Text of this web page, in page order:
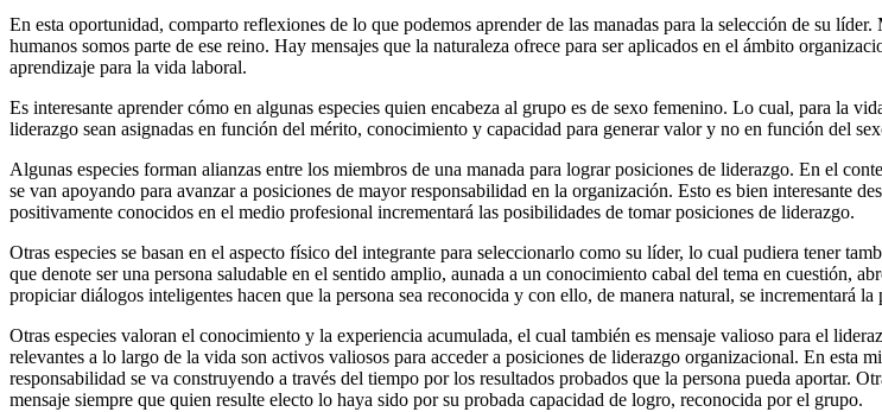
En esta oportunidad, comparto reflexiones de lo que podemos aprender de las manadas para la selección de su
humanos somos parte de ese reino. Hay mensajes que la naturaleza ofrece para ser aplicados en el ámbito
aprendizaje para la vida laboral.
Es interesante aprender cómo en algunas especies quien encabeza al grupo es de sexo femenino. Lo cual, para la
liderazgo sean asignadas en función del mérito, conocimiento y capacidad para generar valor y no en función del
Algunas especies forman alianzas entre los miembros de una manada para lograr posiciones de liderazgo. En el
se van apoyando para avanzar a posiciones de mayor responsabilidad en la organización. Esto es bien interesante
positivamente conocidos en el medio profesional incrementará las posibilidades de tomar posiciones de liderazgo.
Otras especies se basan en el aspecto físico del integrante para seleccionarlo como su líder, lo cual pudiera tener
que denote ser una persona saludable en el sentido amplio, aunada a un conocimiento cabal del tema en cuestión,
propiciar diálogos inteligentes hacen que la persona sea reconocida y con ello, de manera natural, se incrementará
Otras especies valoran el conocimiento y la experiencia acumulada, el cual también es mensaje valioso para el
relevantes a lo largo de la vida son activos valiosos para acceder a posiciones de liderazgo organizacional. En esta
responsabilidad se va construyendo a través del tiempo por los resultados probados que la persona pueda aportar.
mensaje siempre que quien resulte electo lo haya sido por su probada capacidad de logro, reconocida por el grupo.